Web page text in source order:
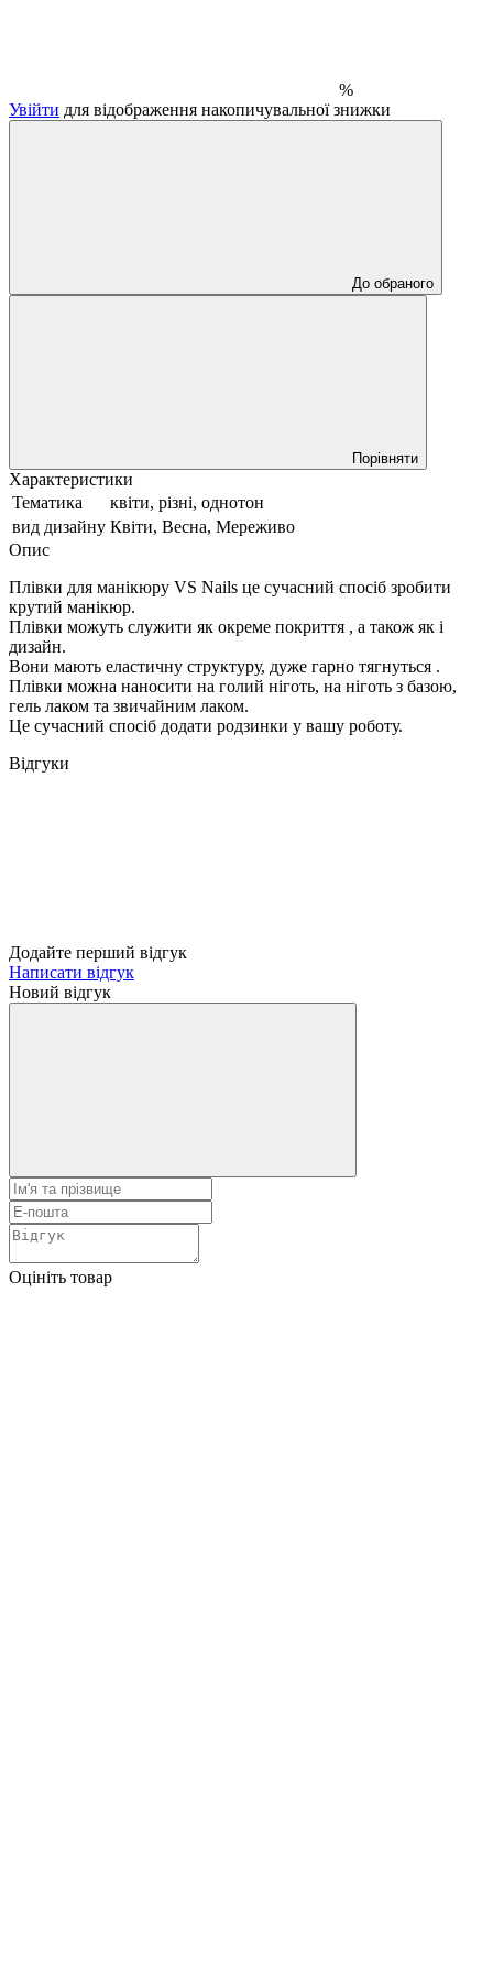
%
Увійти для відображення накопичувальної знижки
До обраного
Порівняти
Характеристики
Тематика
квіти, різні, однотон
вид дизайну Квіти, Весна, Мереживо
Опис
Плівки для манікюру VS Nails це сучасний спосіб зробити
крутий манікюр.
Плівки можуть служити як окреме покриття , а також як і
дизайн.
Вони мають еластичну структуру, дуже гарно тягнуться .
Плівки можна наносити на голий ніготь, на ніготь з базою,
гель лаком та звичайним лаком.
Це сучасний спосіб додати родзинки у вашу роботу.
Відгуки
Додайте перший відгук
Написати відгук
Новий відгук
Оцініть товар